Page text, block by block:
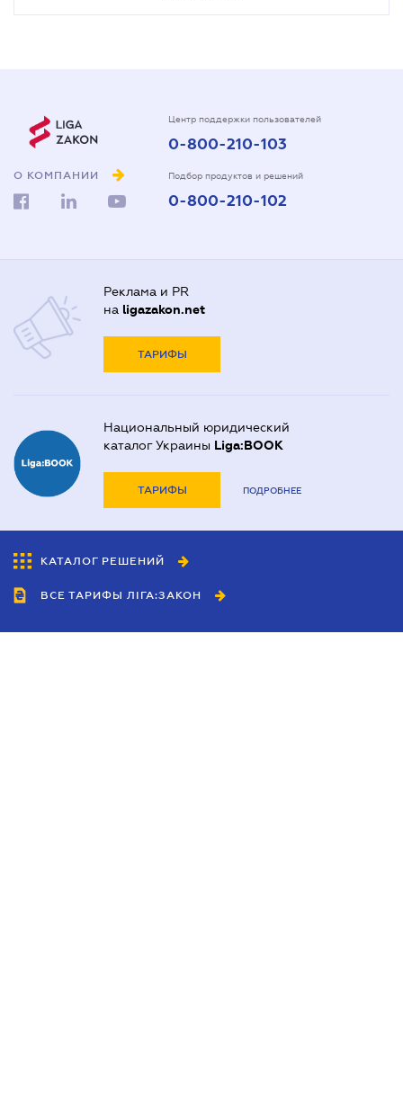
О КОМПАНИИ
Центр поддержки пользователей
0-800-210-103
Подбор продуктов и решений
0-800-210-102
Реклама и PR
на ligazakon.net
ТАРИФЫ
Национальный юридический
каталог Украины Liga:BOOK
ТАРИФЫ ПОДРОБНЕЕ
КАТАЛОГ РЕШЕНИЙ
ВСЕ ТАРИФЫ ЛІГА:ЗАКОН